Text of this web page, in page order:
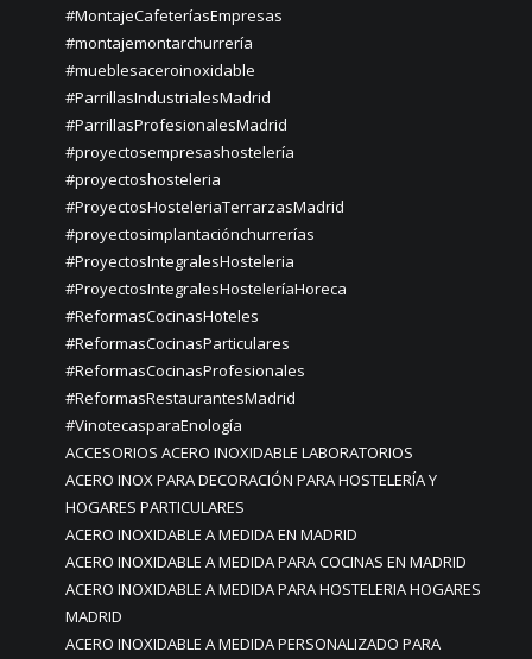
#MontajeCafeteríasEmpresas
#montajemontarchurrería
#mueblesaceroinoxidable
#ParrillasIndustrialesMadrid
#ParrillasProfesionalesMadrid
#proyectosempresashostelería
#proyectoshosteleria
#ProyectosHosteleriaTerrarzasMadrid
#proyectosimplantaciónchurrerías
#ProyectosIntegralesHosteleria
#ProyectosIntegralesHosteleríaHoreca
#ReformasCocinasHoteles
#ReformasCocinasParticulares
#ReformasCocinasProfesionales
#ReformasRestaurantesMadrid
#VinotecasparaEnología
ACCESORIOS ACERO INOXIDABLE LABORATORIOS
ACERO INOX PARA DECORACIÓN PARA HOSTELERÍA Y
HOGARES PARTICULARES
ACERO INOXIDABLE A MEDIDA EN MADRID
ACERO INOXIDABLE A MEDIDA PARA COCINAS EN MADRID
ACERO INOXIDABLE A MEDIDA PARA HOSTELERIA HOGARES
MADRID
ACERO INOXIDABLE A MEDIDA PERSONALIZADO PARA